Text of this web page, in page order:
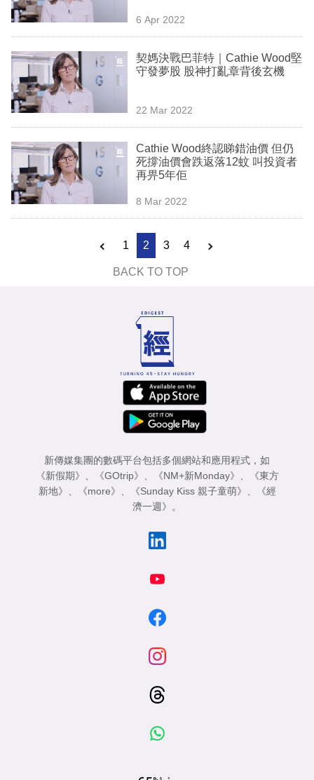
6 Apr 2022
契媽決戰巴菲特｜Cathie Wood堅
守發夢股 股神打亂章背後玄機
22 Mar 2022
Cathie Wood終認睇錯油價 但仍
死撐油價會跌返落12蚊 叫投資者
再畀5年佢
8 Mar 2022
1 2 3 4
BACK TO TOP
新傳媒集團的數碼平台包括多個網站和應用程式，如
《新假期》 、 《GOtrip》 、 《NM+新Monday》 、
《東方
新地》 、 《more》 、 《Sunday Kiss 親子童萌》 、
《經
濟一週》 。